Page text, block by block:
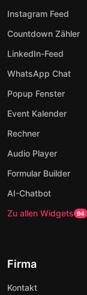
Instagram Feed
Countdown Zähler
LinkedIn-Feed
WhatsApp Chat
Popup Fenster
Event Kalender
Rechner
Audio Player
Formular Builder
AI-Chatbot
Zu allen Widgets 94
Firma
Kontakt